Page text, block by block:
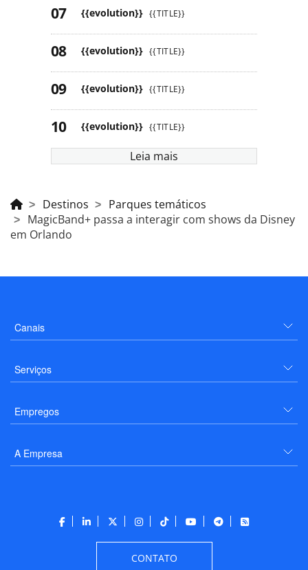
{{evolution}} {{TITLE}}
{{evolution}} {{TITLE}}
{{evolution}} {{TITLE}}
{{evolution}} {{TITLE}}
Leia mais
Destinos
Parques temáticos
MagicBand+ passa a interagir com shows da Disney
em Orlando
Canais
Serviços
Empregos
A Empresa
CONTATO